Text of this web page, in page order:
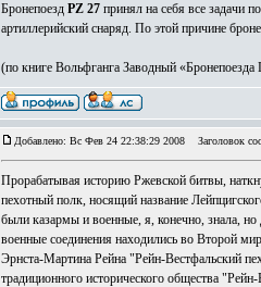
Бронепоезд PZ 27принял на себя все задачи
артиллерийский снаряд. По этой причине
(по книге Вольфганга Заводный
Добавлено: Вс Фев 24 22:38:29 2008 Заголовок
Прорабатывая историю Ржевской битвы,
пехотный полк, носящий название
были казармы и военные, я, конечно, знала,
военные соединения находились во Второй
Эрнста-Мартина Рейна "Рейн-Вестфальский
традиционного исторического общества